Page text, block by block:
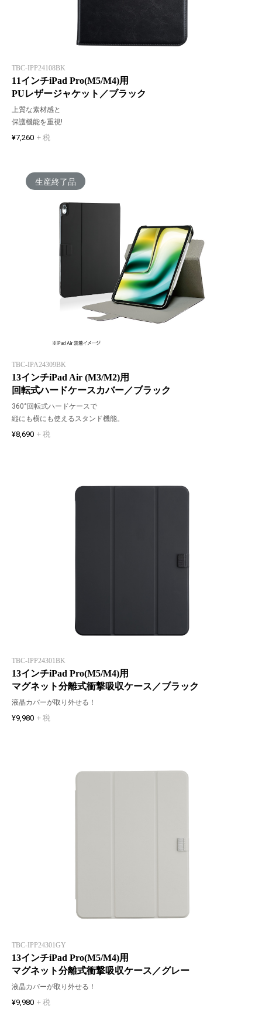
TBC-IPP24108BK
11インチiPad Pro(M5/M4)用
PUレザージャケット／ブラック
上質な素材感と
保護機能を重視!
¥7,260 + 税
生産終了品
TBC-IPA24309BK
13インチiPad Air (M3/M2)用
回転式ハードケースカバー／ブラック
360°回転式ハードケースで
縦にも横にも使えるスタンド機能。
¥8,690 + 税
TBC-IPP24301BK
13インチiPad Pro(M5/M4)用
マグネット分離式衝撃吸収ケース／ブラック
液晶カバーが取り外せる！
¥9,980 + 税
TBC-IPP24301GY
13インチiPad Pro(M5/M4)用
マグネット分離式衝撃吸収ケース／グレー
液晶カバーが取り外せる！
¥9,980 + 税